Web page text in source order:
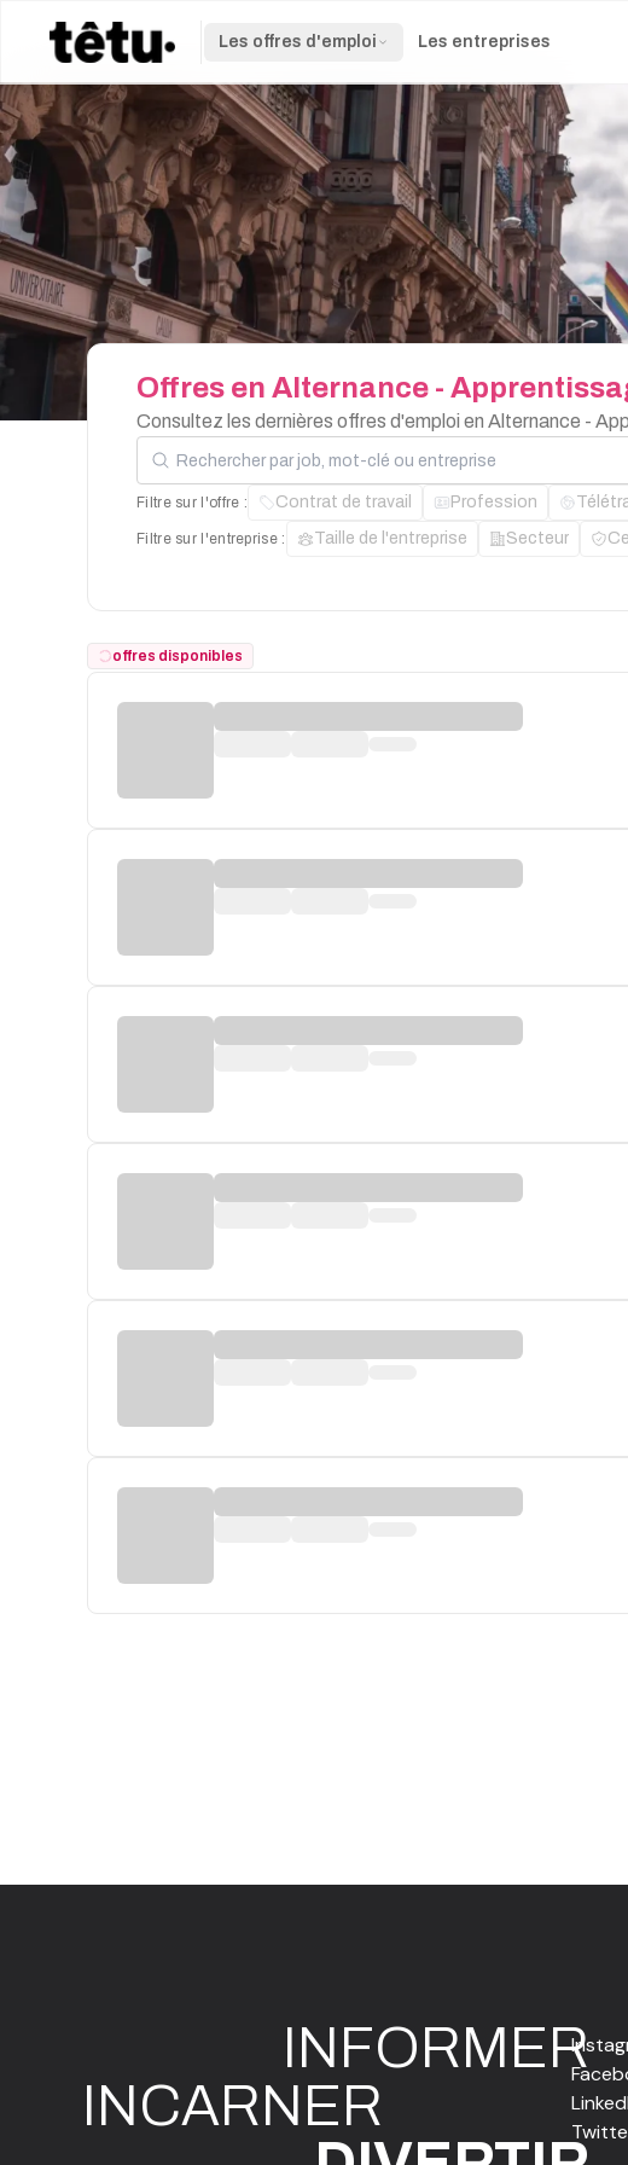
Les offres d'emploi Les entreprises
Offres en Alternance -
Consultez les dernières offres d'emploi en Alternance -
Rechercher par job, mot-clé ou entreprise
Filtre sur l'offre : Contrat de travail Profession
Filtre sur l'entreprise : Taille de l'entreprise Secteur
offres disponibles
INFORMER
INCARNER